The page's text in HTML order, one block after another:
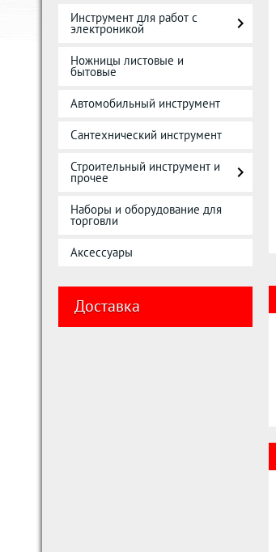
Инструмент для работ с
электроникой
Ножницы листовые и
бытовые
Автомобильный инструмент
Сантехнический инструмент
Строительный инструмент и
прочее
Наборы и оборудование для
торговли
Аксессуары
Доставка